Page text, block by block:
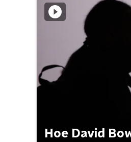
Hoe David